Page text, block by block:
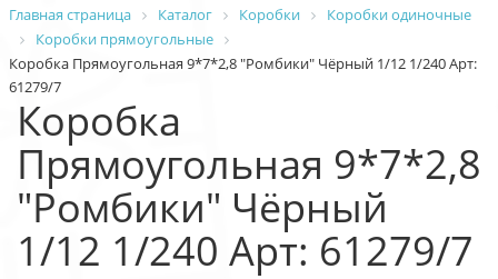
Главная страница Каталог Коробки
Коробки одиночные
Коробки прямоугольные
Коробка Прямоугольная 9*7*2,8 "Ромбики" Чёрный 1/12 1/240 Арт:
61279/7
Коробка
Прямоугольная 9*7*2,8
"Ромбики" Чёрный
1/12 1/240 Арт: 61279/7